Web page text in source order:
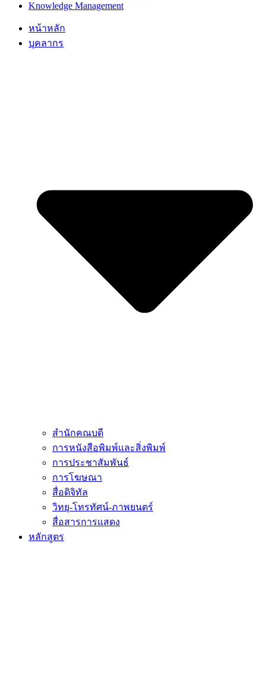
Knowledge Management
หน้าหลัก
บุคลากร
สำนักคณบดี
การหนังสือพิมพ์และสิ่งพิมพ์
การประชาสัมพันธ์
การโฆษณา
สื่อดิจิทัล
วิทยุ-โทรทัศน์-ภาพยนตร์
สื่อสารการแสดง
หลักสูตร